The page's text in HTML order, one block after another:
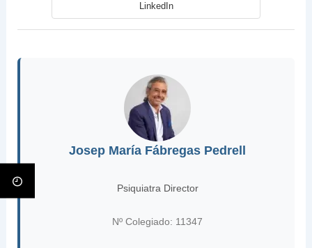
LinkedIn
Josep María Fábregas Pedrell
Psiquiatra Director
Nº Colegiado: 11347